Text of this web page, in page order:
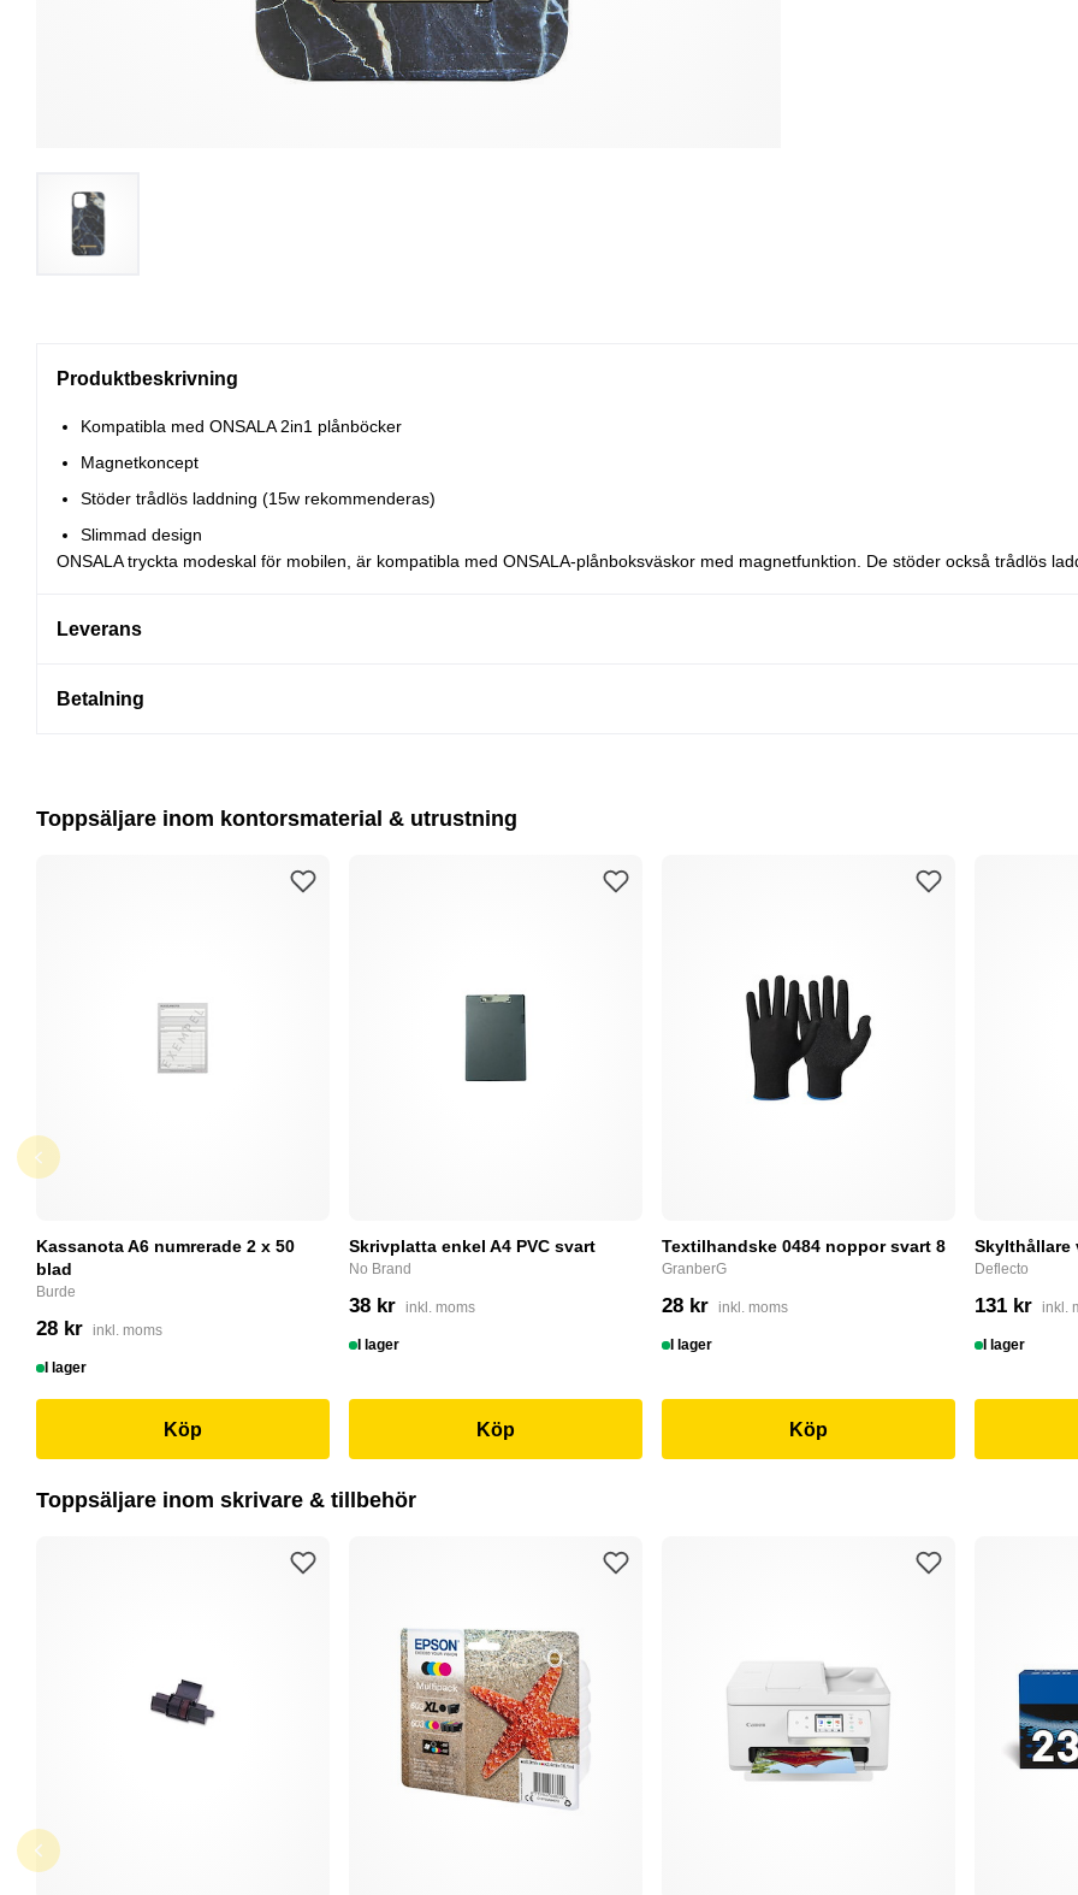
Produktbeskrivning
Kompatibla med ONSALA 2in1 plånböcker
Magnetkoncept
Stöder trådlös laddning (15w rekommenderas)
Slimmad design
ONSALA tryckta modeskal för mobilen, är kompatibla med ONSALA-plånboksväskor med magnetfunktion. De stöder också trådlös
Leverans
Betalning
Toppsäljare inom kontorsmaterial & utrustning
Kassanota A6 numrerade 2 x 50
blad
Burde
28 kr inkl. moms
I lager
Köp
Skrivplatta enkel A4 PVC svart
No Brand
38 kr inkl. moms
I lager
Köp
Textilhandske 0484 noppor svart 8
GranberG
28 kr inkl. moms
I lager
Köp
Skylthållare
Deflecto
131 kr inkl.
I lager
Toppsäljare inom skrivare & tillbehör